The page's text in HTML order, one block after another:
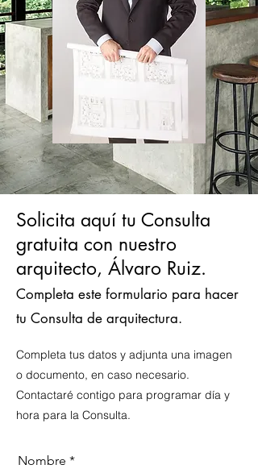
Solicita aquí tu Consulta
gratuita con nuestro
arquitecto, Álvaro Ruiz.
Completa este formulario para hacer
tu Consulta de arquitectura.
Completa tus datos y adjunta una imagen
o documento, en caso necesario.
Contactaré contigo para programar día y
hora para la Consulta.
Nombre